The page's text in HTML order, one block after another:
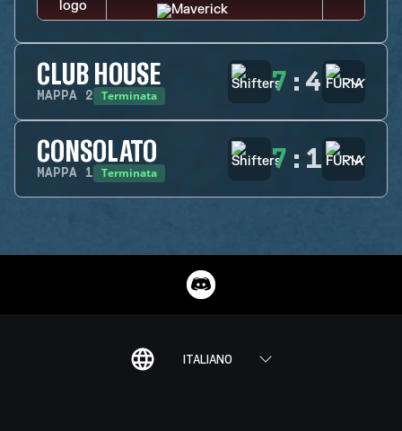
CLUB HOUSE
MAPPA 2 Terminata 7 : 4
CONSOLATO
MAPPA 1 Terminata 7 : 1
ITALIANO